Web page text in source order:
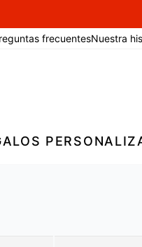
frecuentesNuestra